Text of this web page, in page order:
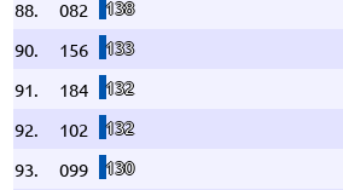
88.
082 138
90.
156 133
91.
184 132
92.
102 132
93.
099 130